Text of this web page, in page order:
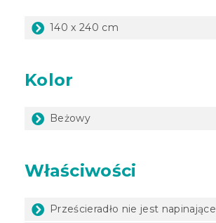
140 x 240 cm
Kolor
Beżowy
Właściwości
Prześcieradło nie jest napinające